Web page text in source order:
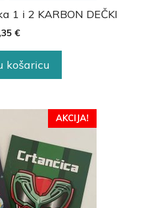
1 i 2 KARBON DEČKI
€
košaricu
AKCIJA!